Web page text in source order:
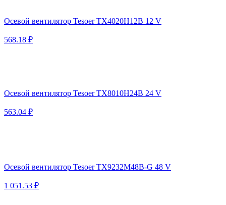
Осевой вентилятор Tesoer TX4020H12B 12 V
568.18 ₽
Осевой вентилятор Tesoer TX8010H24B 24 V
563.04 ₽
Осевой вентилятор Tesoer TX9232M48B-G 48 V
1 051.53 ₽